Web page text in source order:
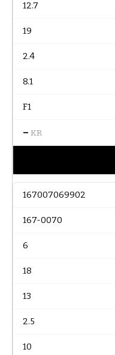
12.7
19
2.4
8.1
F1
– KR
167007069902
167-0070
6
18
13
2.5
10